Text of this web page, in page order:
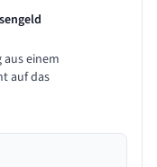
einem
auf das